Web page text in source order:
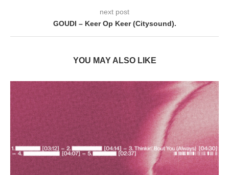
next post
GOUDI – Keer Op Keer (Citysound).
YOU MAY ALSO LIKE